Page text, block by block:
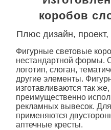
коробов
Плюс дизайн,
Фигурные световые
нестандартной формы.
логотип, слоган,
другие элементы.
изготавливаются так
преимущественно
рекламных вывесок.
применяются
аптечные кресты.